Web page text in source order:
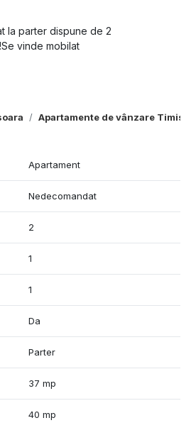
Apartamente de vânzare
la parter dispune de 2
vinde mobilat
Apartament
Nedecomandat
2
1
1
Da
Parter
37 mp
40 mp